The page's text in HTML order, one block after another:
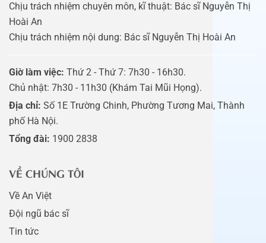
Chịu trách nhiệm chuyên môn, kĩ thuật: Bác sĩ Nguyễn Thị
Hoài An
Chịu trách nhiệm nội dung: Bác sĩ Nguyễn Thị Hoài An
Giờ làm việc: Thứ 2 - Thứ 7: 7h30 - 16h30.
Chủ nhật: 7h30 - 11h30 (Khám Tai Mũi Họng).
Địa chỉ: Số 1E Trường Chinh, Phường Tương Mai, Thành
phố Hà Nội.
Tổng đài: 1900 2838
VỀ CHÚNG TÔI
Về An Việt
Đội ngũ bác sĩ
Tin tức